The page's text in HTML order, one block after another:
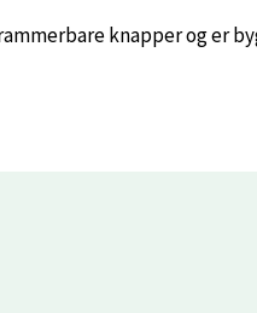
knapper og er